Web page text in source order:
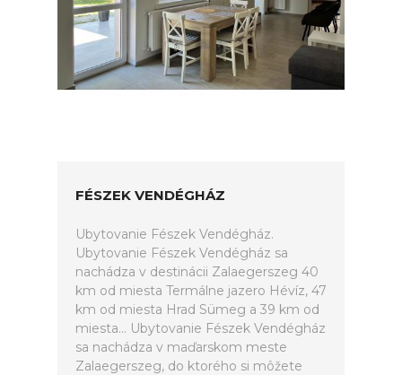
FÉSZEK VENDÉGHÁZ
Ubytovanie Fészek Vendégház.
Ubytovanie Fészek Vendégház sa
nachádza v destinácii Zalaegerszeg 40
km od miesta Termálne jazero Hévíz, 47
km od miesta Hrad Sümeg a 39 km od
miesta... Ubytovanie Fészek Vendégház
sa nachádza v maďarskom meste
Zalaegerszeg, do ktorého si môžete